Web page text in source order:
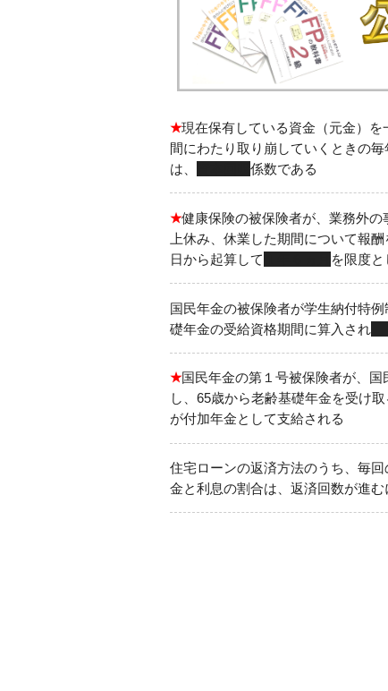
★現在保有している資金（元金）
間にわたり取り崩していくときの
は、
係数である
★健康保険の被保険者が、業務外
上休み、休業した期間について報
日から起算して
を限度
国民年金の被保険者が学生納付特
礎年金の受給資格期間に算入され
★国民年金の第１号被保険者が、
し、65歳から老齢基礎年金を受け取
が付加年金として支給される
住宅ローンの返済方法のうち、毎回
金と利息の割合は、返済回数が進む